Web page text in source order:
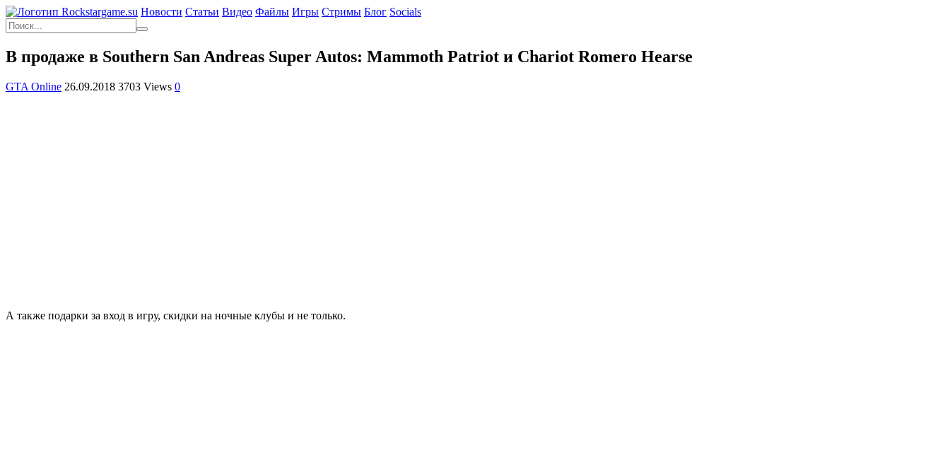
Новости Статьи Видео Файлы Игры Cтримы Блог Socials
В продаже в Southern San Andreas Super Autos: Mammoth Patriot и Chariot Romero Hearse
GTA Online 26.09.2018 3703 Views 0
А также подарки за вход в игру, скидки на ночные клубы и не только.